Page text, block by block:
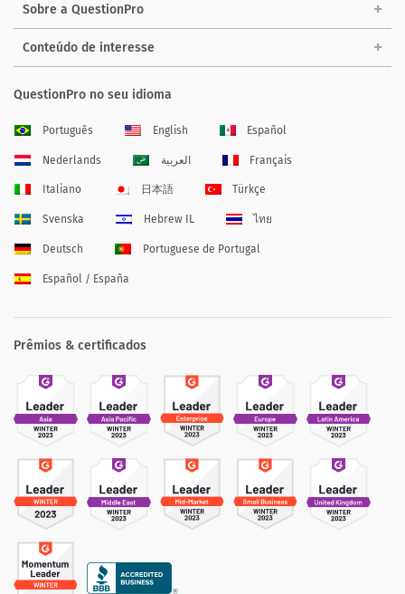
Sobre a QuestionPro
Conteúdo de interesse
QuestionPro no seu idioma
Português English Español
Nederlands العربية Français
Italiano 日本語 Türkçe
Svenska Hebrew IL ไทย
Deutsch Portuguese de Portugal
Español / España
Prêmios & certificados